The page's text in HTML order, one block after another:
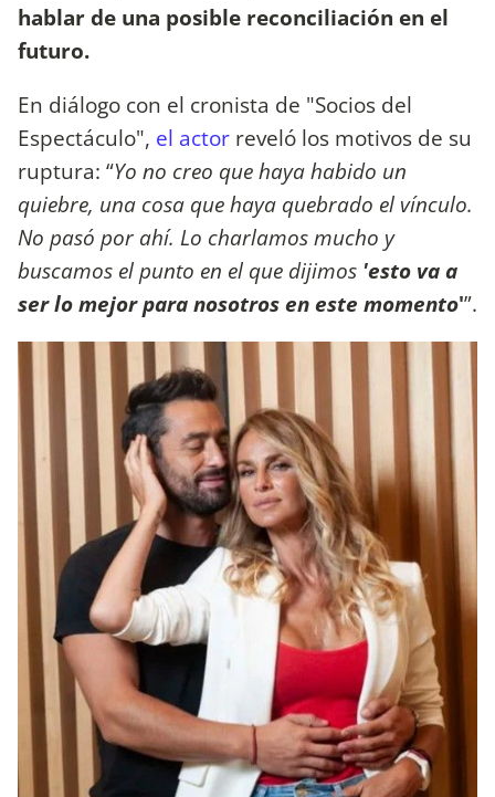
hablar de una posible reconciliación en el
futuro.
En diálogo con el cronista de "Socios del
Espectáculo", el actor reveló los motivos de su
ruptura: “Yo no creo que haya habido un
quiebre, una cosa que haya quebrado el vínculo.
No pasó por ahí. Lo charlamos mucho y
buscamos el punto en el que dijimos 'esto va a
ser lo mejor para nosotros en este momento'”.